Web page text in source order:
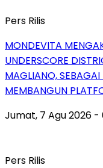
Pers Rilis
MONDEVITA
UNDERSCORE
MAGLIANO,
MEMBANGUN
Jumat, 7 Agu 2026 -
Pers Rilis